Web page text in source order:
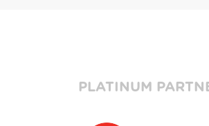
PLATINUM